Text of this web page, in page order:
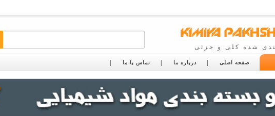
شده کلی و جزئی
صفحه اصلی درباره ما تماس با ما